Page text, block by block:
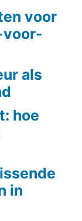
voor
voor-
als
hoe
in